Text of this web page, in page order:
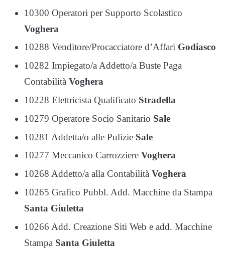
10300 Operatori per Supporto Scolastico
Voghera
10288 Venditore/Procacciatore d’Affari Godiasco
10282 Impiegato/a Addetto/a Buste Paga
Contabilità Voghera
10228 Elettricista Qualificato Stradella
10279 Operatore Socio Sanitario Sale
10281 Addetta/o alle Pulizie Sale
10277 Meccanico Carrozziere Voghera
10268 Addetto/a alla Contabilità Voghera
10265 Grafico Pubbl. Add. Macchine da Stampa
Santa Giuletta
10266 Add. Creazione Siti Web e add. Macchine
Stampa Santa Giuletta